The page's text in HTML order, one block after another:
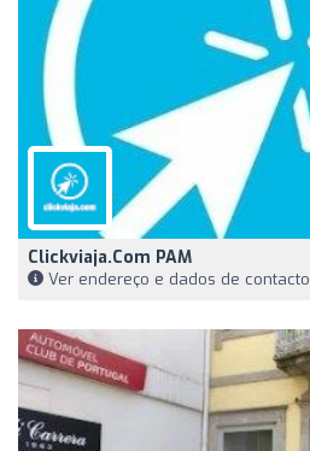
Clickviaja.com PAM
Ver endereço e dados de contacto